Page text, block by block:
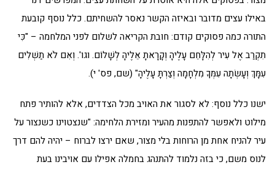
באילו עצים מדובר ובאיזה הקשר נאסר להשחיתם. כלל נוסף קובעת
התורה כמה פסוקים קודם: חובת הקריאה לשלום לפני המלחמה – "כִּי
תִקְרַב אֶל עִיר לְהִלָּחֵם עָלֶיהָ וְקָרָאתָ אֵלֶיהָ לְשָׁלוֹם. וגו'. וְאִם לֹא תַשְׁלִים
עִמָּךְ וְעָשְׂתָה עִמְּךָ מִלְחָמָה וְצַרְתָּ עָלֶיהָ" (שם, פס' י).
ישנו כלל נוסף: לא לסגור את האויב מכל הצדדים, אלא להותיר פתח
מילוט ולאפשר להתפנות מהעיר ומזירת הלחימה: "שנצטוינו כשנצור על
עיר להניח אחת מן הרוחות בלי מצור, שאם ירצו לברוח – יהיה להם דרך
לנוס משם, כי בזה נלמוד להתנהג בחמלה אפילו עם אויבינו בעת